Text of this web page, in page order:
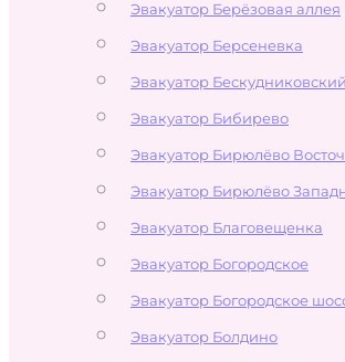
Эвакуатор Берёзовая аллея
Эвакуатор Берсеневка
Эвакуатор Бескудниковский
Эвакуатор Бибирево
Эвакуатор Бирюлёво
Эвакуатор Бирюлёво
Эвакуатор Благовещенка
Эвакуатор Богородское
Эвакуатор Богородское
Эвакуатор Болдино